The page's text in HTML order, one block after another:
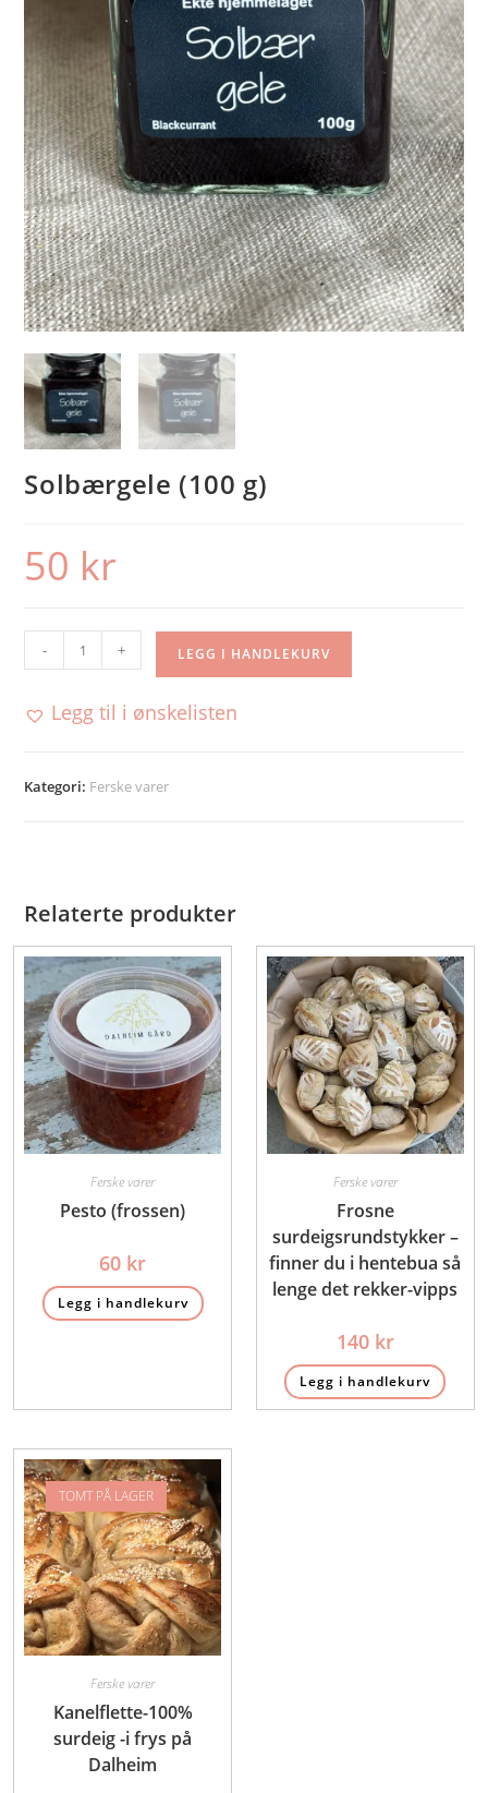
Solbærgele (100 g)
50 kr
Solbærgele
(100
antall
- + LEGG I HANDLEKURV
Legg til i ønskelisten
Kategori: Ferske varer
Relaterte produkter
Ferske varer
Pesto (frossen)
60 kr
Legg i handlekurv
Ferske varer
Frosne
surdeigsrundstykker –
finner du i hentebua så
lenge det rekker-vipps
140 kr
Legg i handlekurv
TOMT PÅ LAGER
Ferske varer
Kanelflette-100%
surdeig -i frys på
Dalheim